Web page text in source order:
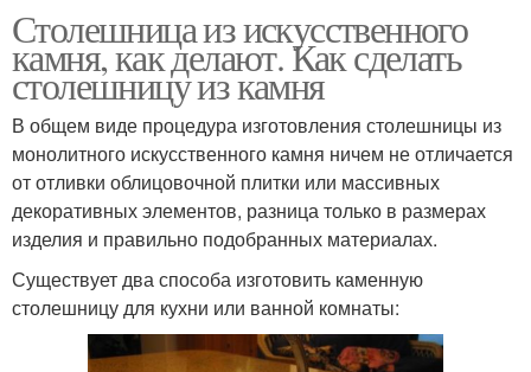
Столешница из искусственного
камня, как делают. Как сделать
столешницу из камня
В общем виде процедура изготовления столешницы из
монолитного искусственного камня ничем не отличается
от отливки облицовочной плитки или массивных
декоративных элементов, разница только в размерах
изделия и правильно подобранных материалах.
Существует два способа изготовить каменную
столешницу для кухни или ванной комнаты: